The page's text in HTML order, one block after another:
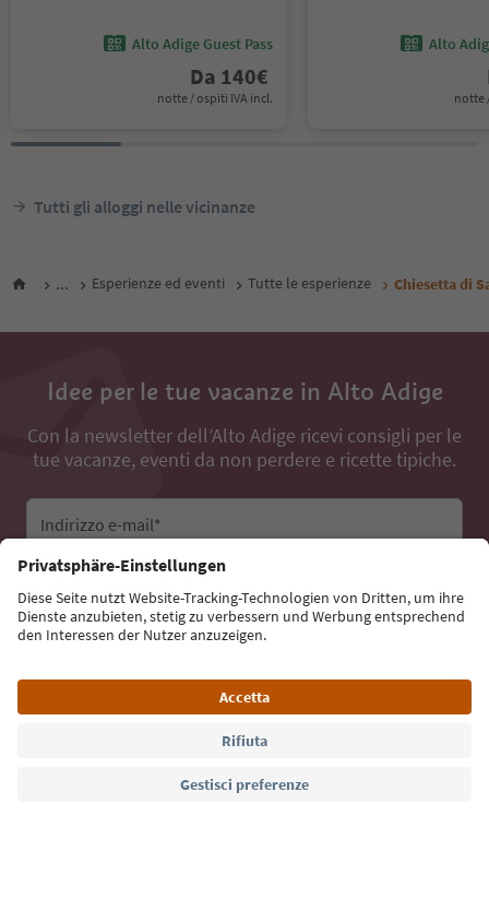
Alto Adige Guest Pass
Da 140€
notte / ospiti IVA incl.
Alto
notte
Tutti gli alloggi nelle vicinanze
... Esperienze ed eventi Tutte le esperienze Chiesetta di
Idee per le tue vacanze in Alto Adige
Con la newsletter dell’Alto Adige ricevi consigli per le
tue vacanze, eventi da non perdere e ricette tipiche.
Indirizzo e-mail*
Iscriviti alla newsletter